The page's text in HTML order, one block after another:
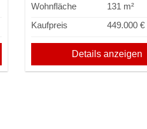
Wohnfläche
131 m²
Kaufpreis
449.000 €
Details anzeigen